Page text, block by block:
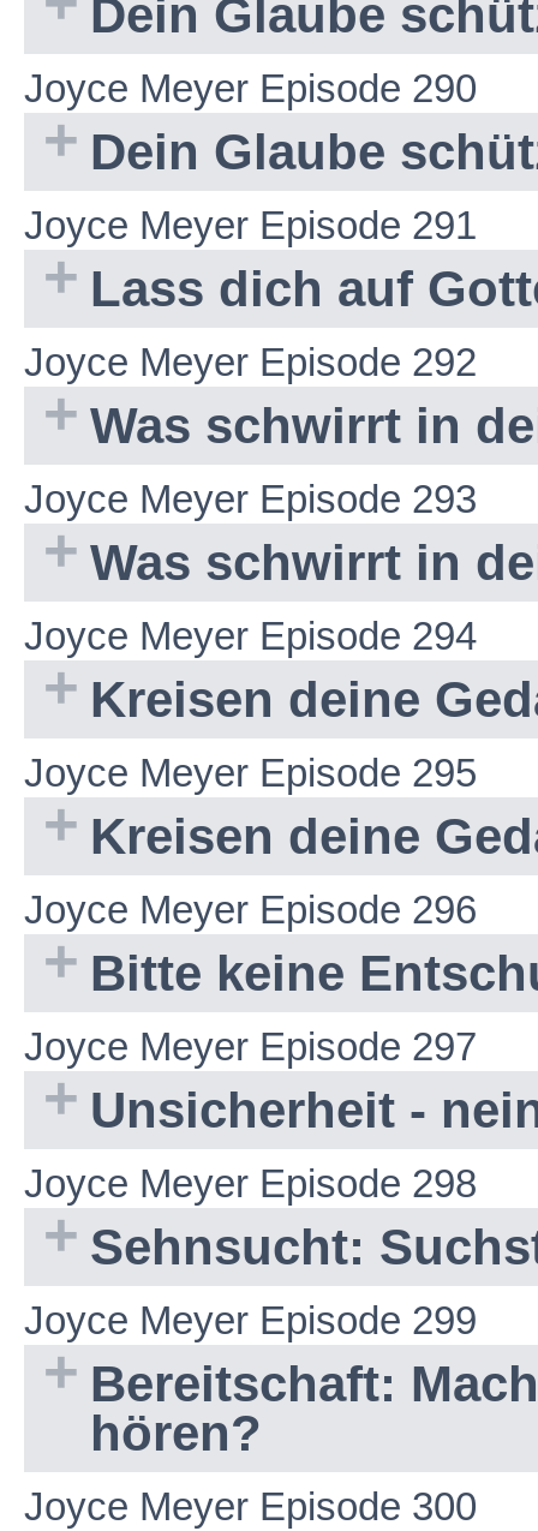
Dein Glaube
Joyce Meyer Episode 290
Dein Glaube
Joyce Meyer Episode 291
Lass dich auf
Joyce Meyer Episode 292
Was schwirrt in
Joyce Meyer Episode 293
Was schwirrt in
Joyce Meyer Episode 294
Kreisen deine
Joyce Meyer Episode 295
Kreisen deine
Joyce Meyer Episode 296
Bitte keine
Joyce Meyer Episode 297
Unsicherheit -
Joyce Meyer Episode 298
Sehnsucht:
Joyce Meyer Episode 299
Bereitschaft:
hören?
Joyce Meyer Episode 300